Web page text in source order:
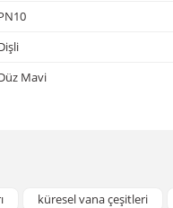
Mavi
küresel vana çeşitleri